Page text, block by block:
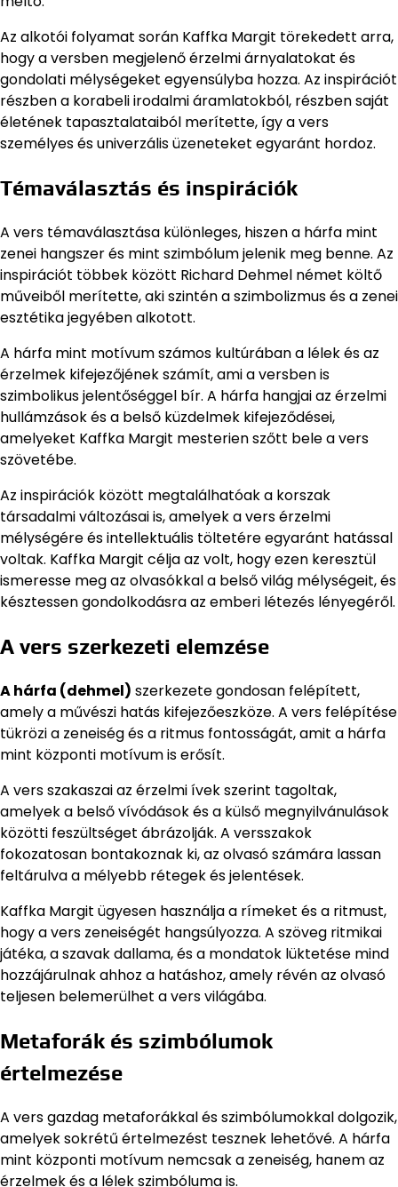
Az alkotói folyamat során Kaffka Margit törekedett arra,
hogy a versben megjelenő érzelmi árnyalatokat és
gondolati mélységeket egyensúlyba hozza. Az inspirációt
részben a korabeli irodalmi áramlatokból, részben saját
életének tapasztalataiból merítette, így a vers
személyes és univerzális üzeneteket egyaránt hordoz.
Témaválasztás és inspirációk
A vers témaválasztása különleges, hiszen a hárfa mint
zenei hangszer és mint szimbólum jelenik meg benne. Az
inspirációt többek között Richard Dehmel német költő
műveiből merítette, aki szintén a szimbolizmus és a zenei
esztétika jegyében alkotott.
A hárfa mint motívum számos kultúrában a lélek és az
érzelmek kifejezőjének számít, ami a versben is
szimbolikus jelentőséggel bír. A hárfa hangjai az érzelmi
hullámzások és a belső küzdelmek kifejeződései,
amelyeket Kaffka Margit mesterien szőtt bele a vers
szövetébe.
Az inspirációk között megtalálhatóak a korszak
társadalmi változásai is, amelyek a vers érzelmi
mélységére és intellektuális töltetére egyaránt hatással
voltak. Kaffka Margit célja az volt, hogy ezen keresztül
ismeresse meg az olvasókkal a belső világ mélységeit, és
késztessen gondolkodásra az emberi létezés lényegéről.
A vers szerkezeti elemzése
A hárfa (dehmel) szerkezete gondosan felépített,
amely a művészi hatás kifejezőeszköze. A vers felépítése
tükrözi a zeneiség és a ritmus fontosságát, amit a hárfa
mint központi motívum is erősít.
A vers szakaszai az érzelmi ívek szerint tagoltak,
amelyek a belső vívódások és a külső megnyilvánulások
közötti feszültséget ábrázolják. A versszakok
fokozatosan bontakoznak ki, az olvasó számára lassan
feltárulva a mélyebb rétegek és jelentések.
Kaffka Margit ügyesen használja a rímeket és a ritmust,
hogy a vers zeneiségét hangsúlyozza. A szöveg ritmikai
játéka, a szavak dallama, és a mondatok lüktetése mind
hozzájárulnak ahhoz a hatáshoz, amely révén az olvasó
teljesen belemerülhet a vers világába.
Metaforák és szimbólumok
értelmezése
A vers gazdag metaforákkal és szimbólumokkal dolgozik,
amelyek sokrétű értelmezést tesznek lehetővé. A hárfa
mint központi motívum nemcsak a zeneiség, hanem az
érzelmek és a lélek szimbóluma is.